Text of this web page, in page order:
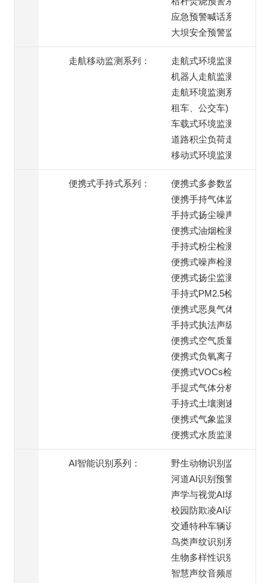
应急预警喊话系统
大坝安全预警监测
走航移动监测系列：
走航式环境监测系统
机器人走航监测系统
走航环境监测系统(出
租车、公交车)
车载式环境监测系统
道路积尘负荷走航监测
移动式环境监测系统
便携式手持式系列：
便携式多参数监测仪
便携手持气体监测仪
手持式扬尘噪声监测仪
便携式油烟检测仪
手持式粉尘检测仪
便携式噪声检测仪
便携式扬尘监测仪
手持式PM2.5检测仪
便携式恶臭气体检测仪
手持式执法声级计
便携式空气质量监测仪
便携式负氧离子检测仪
便携式VOCs检测仪
手提式气体分析仪
手持式土壤测速仪
便携式气象监测仪
便携式水质监测仪
AI智能识别系列：
野生动物识别监测
河道AI识别预警
声学与视觉AI场景
校园防欺凌AI识别系统
交通特种车辆识别预警
鸟类声纹识别系统
生物多样性识别系统
智慧声纹音频感知终端